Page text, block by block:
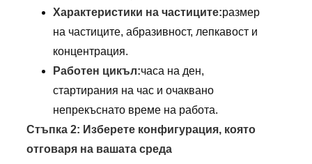
Характеристики на частиците:размер
на частиците, абразивност, лепкавост и
концентрация.
Работен цикъл:часа на ден,
стартирания на час и очаквано
непрекъснато време на работа.
Стъпка 2: Изберете конфигурация, която
отговаря на вашата среда